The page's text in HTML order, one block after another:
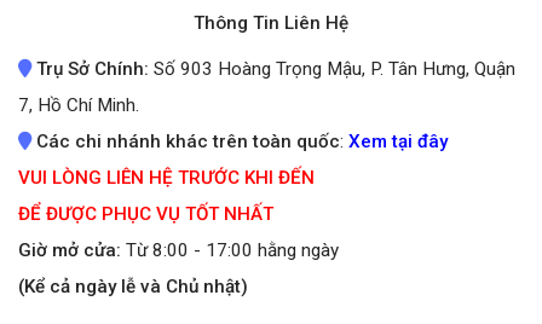
Thông Tin Liên Hệ
Trụ Sở Chính: Số 903 Hoàng Trọng Mậu, P. Tân Hưng, Quận
7, Hồ Chí Minh.
Các chi nhánh khác trên toàn quốc: Xem tại đây
VUI LÒNG LIÊN HỆ TRƯỚC KHI ĐẾN
ĐỂ ĐƯỢC PHỤC VỤ TỐT NHẤT
Giờ mở cửa: Từ 8:00 - 17:00 hằng ngày
(Kể cả ngày lễ và Chủ nhật)